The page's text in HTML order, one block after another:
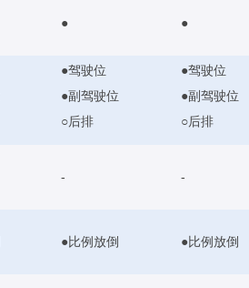
● ●
●驾驶位
●副驾驶位
○后排
●驾驶位
●副驾驶位
○后排
- -
●比例放倒 ●比例放倒